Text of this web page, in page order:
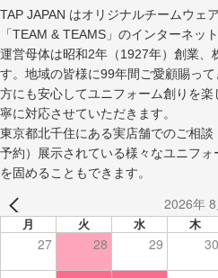
TAP JAPAN はオリジナルチームウェ
「TEAM & TEAMS」のインターネット
運営母体は昭和2年（1927年）創業、
す。地域の皆様に99年間ご愛顧賜っ
方にも安心してユニフォーム創りを
寧に対応させていただきます。
東京都北千住にある実店舗でのご相
予約）展示されている様々なユニフ
を固めることもできます。
2026年 8
月 火 水 木
27 28 29 30